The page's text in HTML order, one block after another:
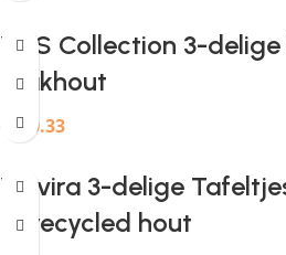
H&S Collection 3-
teakhout
€ 130.33
Provira 3-delige
gerecycled hout